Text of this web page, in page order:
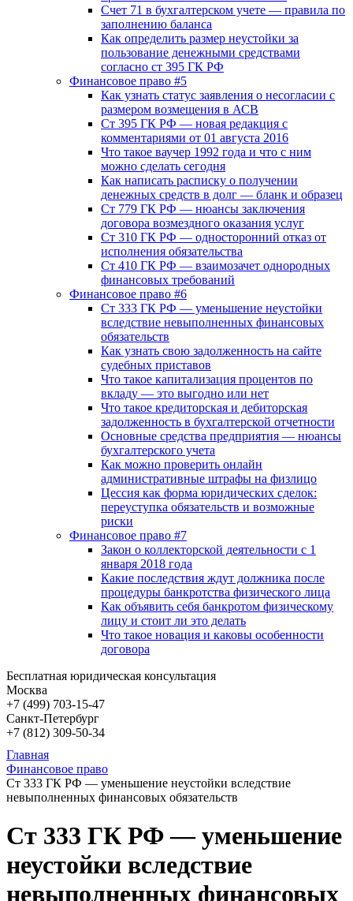
Счет 71 в бухгалтерском учете — правила по
заполнению баланса
Как определить размер неустойки за
пользование денежными средствами
согласно ст 395 ГК РФ
Финансовое право #5
Как узнать статус заявления о несогласии с
размером возмещения в АСВ
Ст 395 ГК РФ — новая редакция с
комментариями от 01 августа 2016
Что такое ваучер 1992 года и что с ним
можно сделать сегодня
Как написать расписку о получении
денежных средств в долг — бланк и образец
Ст 779 ГК РФ — нюансы заключения
договора возмездного оказания услуг
Ст 310 ГК РФ — односторонний отказ от
исполнения обязательства
Ст 410 ГК РФ — взаимозачет однородных
финансовых требований
Финансовое право #6
Ст 333 ГК РФ — уменьшение неустойки
вследствие невыполненных финансовых
обязательств
Как узнать свою задолженность на сайте
судебных приставов
Что такое капитализация процентов по
вкладу — это выгодно или нет
Что такое кредиторская и дебиторская
задолженность в бухгалтерской отчетности
Основные средства предприятия — нюансы
бухгалтерского учета
Как можно проверить онлайн
административные штрафы на физлицо
Цессия как форма юридических сделок:
переуступка обязательств и возможные
риски
Финансовое право #7
Закон о коллекторской деятельности с 1
января 2018 года
Какие последствия ждут должника после
процедуры банкротства физического лица
Как объявить себя банкротом физическому
лицу и стоит ли это делать
Что такое новация и каковы особенности
договора
Бесплатная юридическая консультация
Москва
+7 (499) 703-15-47
Санкт-Петербург
+7 (812) 309-50-34
Главная
Финансовое право
Ст 333 ГК РФ — уменьшение неустойки вследствие
невыполненных финансовых обязательств
Ст 333 ГК РФ — уменьшение
неустойки вследствие
невыполненных финансовых